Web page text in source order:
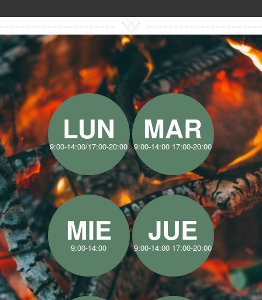
LUN
9:00-14:00/17:00-20:00 MAR
9:00-14:00 17:00-20:00
MIE
9:00-14:00 JUE
9:00-14:00 17:00-20:00